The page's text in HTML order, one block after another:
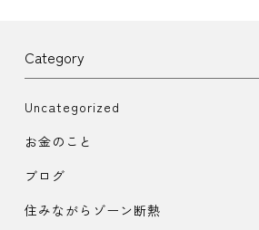
Category
Uncategorized
お金のこと
ブログ
住みながらゾーン断熱